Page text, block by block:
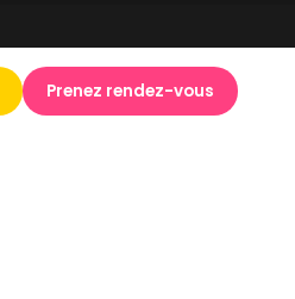
Prenez rendez-vous